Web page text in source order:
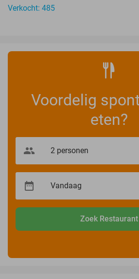
Verkocht: 485
Voordelig
eten?
Zoek Restaurant